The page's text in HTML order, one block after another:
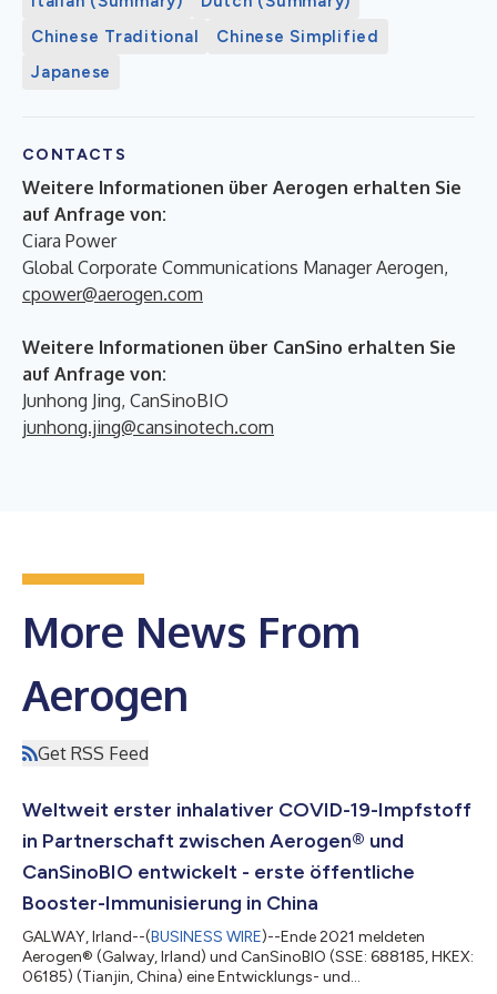
Chinese Traditional
Chinese Simplified
Japanese
CONTACTS
Weitere Informationen über Aerogen erhalten Sie
auf Anfrage von:
Ciara Power
Global Corporate Communications Manager Aerogen,
cpower@aerogen.com
Weitere Informationen über CanSino erhalten Sie
auf Anfrage von:
Junhong Jing, CanSinoBIO
junhong.jing@cansinotech.com
More News From
Aerogen
Get RSS Feed
Weltweit erster inhalativer COVID-19-Impfstoff
in Partnerschaft zwischen Aerogen® und
CanSinoBIO entwickelt - erste öffentliche
Booster-Immunisierung in China
GALWAY, Irland--(BUSINESS WIRE)--Ende 2021 meldeten
Aerogen® (Galway, Irland) und CanSinoBIO (SSE: 688185, HKEX:
06185) (Tianjin, China) eine Entwicklungs- und